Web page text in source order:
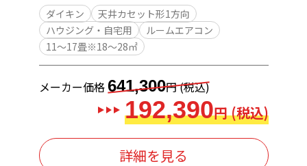
ダイキン
天井カセット形1方向
ハウジング・自宅用
ルームエアコン
11～17畳※18～28㎡
メーカー価格641,300円 (税込)
192,390円 (税込)
詳細を見る